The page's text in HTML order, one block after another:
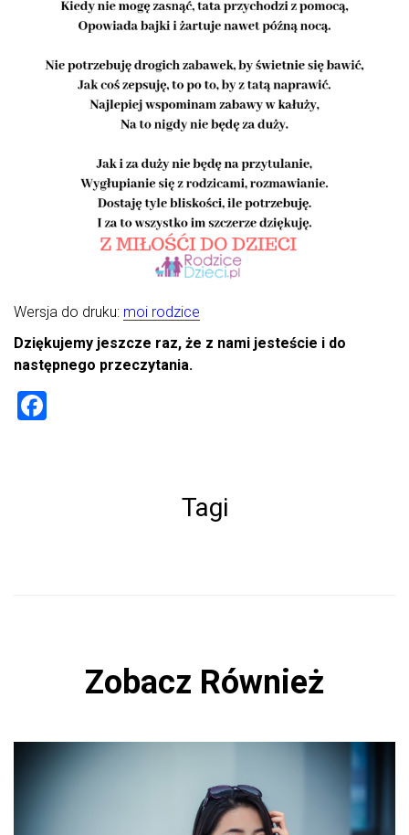
Wersja do druku: moi rodzice
Dziękujemy jeszcze raz, że z nami jesteście i do
następnego przeczytania.
Tagi
Zobacz Również